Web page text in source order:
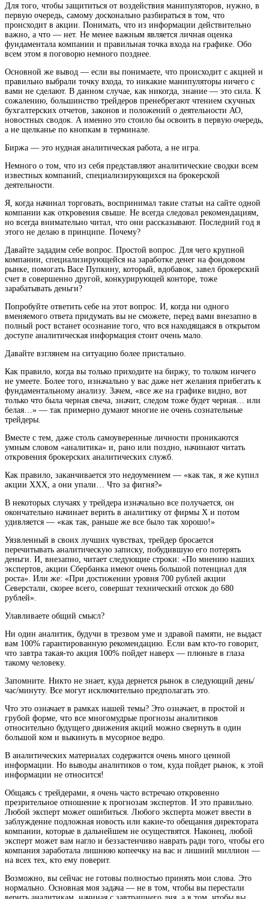
Для того, чтобы защититься от воздействия манипуляторов, нужно, в
первую очередь, самому досконально разбираться в том, что
происходит в акции. Понимать, что из информации действительно
важно, а что — нет. Не менее важным является личная оценка
фундаментала компании и правильная точка входа на графике. Обо
всем этом я поговорю немного позднее.
Основной же вывод — если вы понимаете, что происходит с акцией и
правильно выбрали точку входа, то никакие манипуляторы ничего с
вами не сделают. В данном случае, как никогда, знание — это сила. К
сожалению, большинство трейдеров пренебрегают чтением скучных
бухгалтерских отчетов, законов и положений о деятельности АО,
новостных сводок. А именно это стоило бы освоить в первую очередь,
а не щелканье по кнопкам в терминале.
Биржа — это нудная аналитическая работа, а не игра.
Немного о том, что из себя представляют аналитические сводки всем
известных компаний, специализирующихся на брокерской
деятельности.
Я, когда начинал торговать, воспринимал такие статьи на сайте одной
компании как откровения свыше. Не всегда следовал рекомендациям,
но всегда внимательно читал, что они рассказывают. Последний год я
этого не делаю в принципе. Почему?
Давайте зададим себе вопрос. Простой вопрос. Для чего крупной
компании, специализирующейся на заработке денег на фондовом
рынке, помогать Васе Пупкину, который, вдобавок, завел брокерский
счет в совершенно другой, конкурирующей конторе, тоже
зарабатывать деньги?
Попробуйте ответить себе на этот вопрос. И, когда ни одного
вменяемого ответа придумать вы не сможете, перед вами внезапно в
полный рост встанет осознание того, что вся находящаяся в открытом
доступе аналитическая информация стоит очень мало.
Давайте взглянем на ситуацию более пристально.
Как правило, когда вы только приходите на биржу, то толком ничего
не умеете. Более того, изначально у вас даже нет желания прибегать к
фундаментальному анализу. Зачем, «все же на графике видно, вот
только что была черная свеча, значит, следом тоже будет черная… или
белая…» — так примерно думают многие не очень сознательные
трейдеры.
Вместе с тем, даже столь самоуверенные личности проникаются
умным словом «аналитика» и, рано или поздно, начинают читать
откровения брокерских аналитических служб.
Как правило, заканчивается это недоумением — «как так, я же купил
акции ХХХ, а они упали… Что за фигня?»
В некоторых случаях у трейдера изначально все получается, он
окончательно начинает верить в аналитику от фирмы Х и потом
удивляется — «как так, раньше же все было так хорошо!»
Уязвленный в своих лучших чувствах, трейдер бросается
перечитывать аналитическую записку, побудившую его потерять
деньги. И, внезапно, читает следующие строки: «По мнению наших
экспертов, акции Сбербанка имеют очень большой потенциал для
роста». Или же: «При достижении уровня 700 рублей акции
Северстали, скорее всего, совершат технический отскок до 680
рублей».
Улавливаете общий смысл?
Ни один аналитик, будучи в трезвом уме и здравой памяти, не выдаст
вам 100% гарантированную рекомендацию. Если вам кто-то говорит,
что завтра такая-то акция 100% пойдет наверх — плюньте в глаза
такому человеку.
Запомните. Никто не знает, куда дернется рынок в следующий день/
час/минуту. Все могут исключительно предполагать это.
Что это означает в рамках нашей темы? Это означает, в простой и
грубой форме, что все многомудрые прогнозы аналитиков
относительно будущего движения акций можно свернуть в один
большой ком и выкинуть в мусорное ведро.
В аналитических материалах содержится очень много ценной
информации. Но выводы аналитиков о том, куда пойдет рынок, к этой
информации не относится!
Общаясь с трейдерами, я очень часто встречаю откровенно
презрительное отношение к прогнозам экспертов. И это правильно.
Любой эксперт может ошибиться. Любого эксперта может ввести в
заблуждение подложная новость или какие-то обещания директората
компании, которые в дальнейшем не осуществятся. Наконец, любой
эксперт может вам нагло и беззастенчиво наврать ради того, чтобы его
компания заработала лишнюю копеечку на вас и лишний миллион —
на всех тех, кто ему поверит.
Возможно, вы сейчас не готовы полностью принять мои слова. Это
нормально. Основная моя задача — не в том, чтобы вы перестали